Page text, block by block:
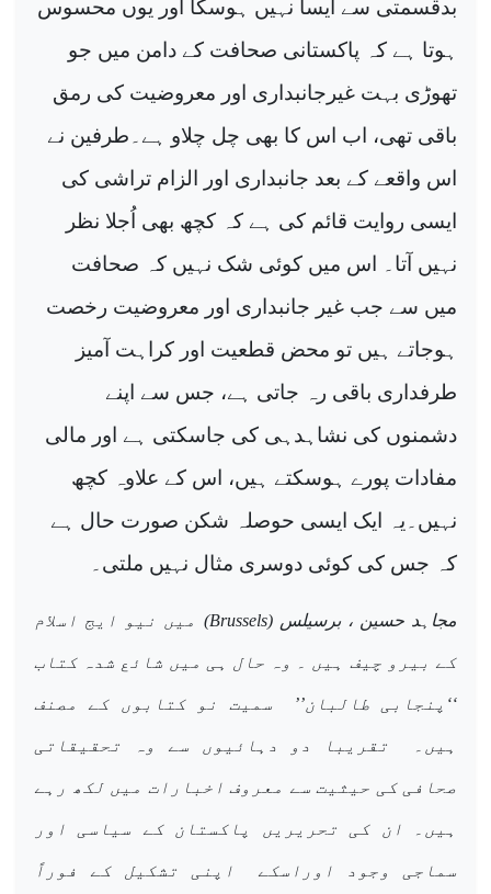
بدقسمتی سے ایسا نہیں ہوسکا اور یوں محسوس
ہوتا ہے کہ پاکستانی صحافت کے دامن میں جو
تھوڑی بہت غیرجانبداری اور معروضیت کی رمق
باقی تھی، اب اس کا بھی چل چلاو ہے۔طرفین نے
اس واقعے کے بعد جانبداری اور الزام تراشی کی
ایسی روایت قائم کی ہے کہ کچھ بھی اُجلا نظر
نہیں آتا۔ اس میں کوئی شک نہیں کہ صحافت
میں سے جب غیر جانبداری اور معروضیت رخصت
ہوجاتے ہیں تو محض قطعیت اور کراہت آمیز
طرفداری باقی رہ جاتی ہے، جس سے اپنے
دشمنوں کی نشاہدہی کی جاسکتی ہے اور مالی
مفادات پورے ہوسکتے ہیں، اس کے علاوہ کچھ
نہیں۔یہ ایک ایسی حوصلہ شکن صورت حال ہے
کہ جس کی کوئی دوسری مثال نہیں ملتی۔
مجاہد حسین ، برسیلس (Brussels) میں نیو ایج اسلام
کے بیرو چیف ہیں ۔ وہ حال ہی میں شائع شدہ کتاب
‘‘پنجابی طالبان’’ سمیت نو کتابوں کے مصنف
ہیں۔ تقریبا دو دہائیوں سے وہ تحقیقاتی
صحافی کی حیثیت سے معروف اخبارات میں لکھ رہے
ہیں۔ ان کی تحریریں پاکستان کے سیاسی اور
سماجی وجود اوراسکے اپنی تشکیل کے فوراً